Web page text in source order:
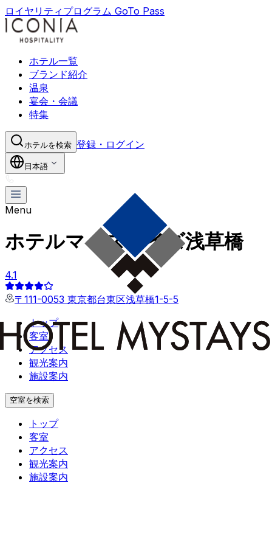
ロイヤリティプログラム GoTo Pass
ホテル一覧
ブランド紹介
温泉
宴会・会議
特集
ホテルを検索 登録・ログイン
日本語
Menu
ホテルマイステイズ浅草橋
4.1
〒111-0053 東京都台東区浅草橋1-5-5
トップ
客室
アクセス
観光案内
施設案内
空室を検索
トップ
客室
アクセス
観光案内
施設案内